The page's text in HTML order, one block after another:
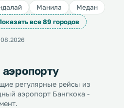
Манила
Медан
все 89 городов
регулярные рейсы из
аэропорт Бангкока -